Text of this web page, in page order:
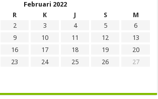
Februari 2022
R K J S
M
2 3 4 5
6
9 10 11 12
13
16 17 18 19
20
23 24 25 26
27